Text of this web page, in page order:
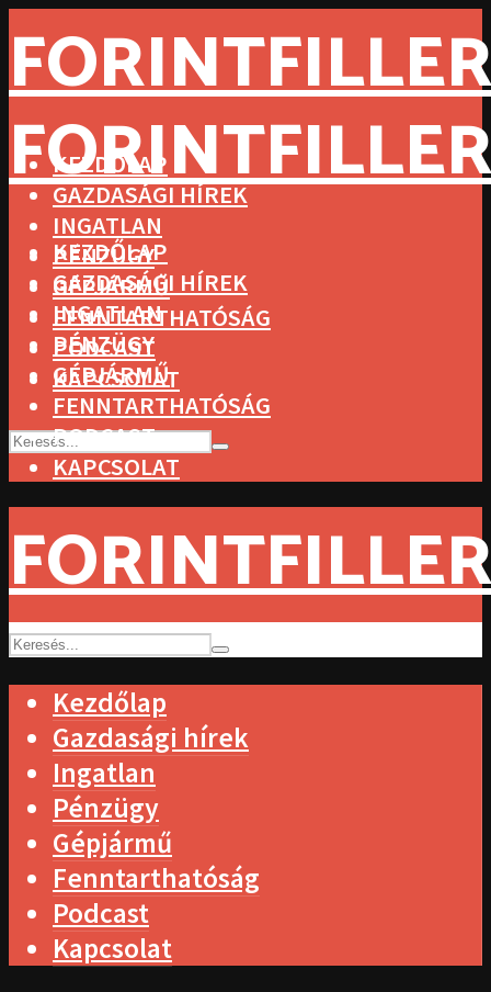
KEZDŐLAP
GAZDASÁGI HÍREK
INGATLAN
PÉNZÜGY
GÉPJÁRMŰ
FENNTARTHATÓSÁG
PODCAST
KAPCSOLAT
KEZDŐLAP
GAZDASÁGI HÍREK
INGATLAN
PÉNZÜGY
GÉPJÁRMŰ
FENNTARTHATÓSÁG
PODCAST
KAPCSOLAT
Kezdőlap
Gazdasági hírek
Ingatlan
Pénzügy
Gépjármű
Fenntarthatóság
Podcast
Kapcsolat